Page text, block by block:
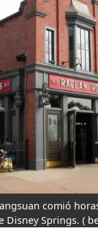
comió
Disney Springs. (